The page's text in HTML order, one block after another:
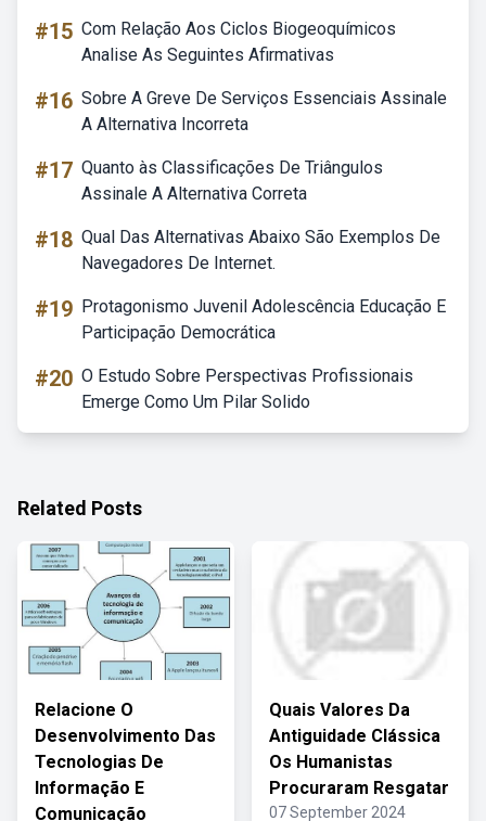
#15 Com Relação Aos Ciclos Biogeoquímicos
Analise As Seguintes Afirmativas
#16 Sobre A Greve De Serviços Essenciais Assinale
A Alternativa Incorreta
#17 Quanto às Classificações De Triângulos
Assinale A Alternativa Correta
#18 Qual Das Alternativas Abaixo São Exemplos De
Navegadores De Internet.
#19 Protagonismo Juvenil Adolescência Educação E
Participação Democrática
#20 O Estudo Sobre Perspectivas Profissionais
Emerge Como Um Pilar Solido
Related Posts
Relacione O
Desenvolvimento Das
Tecnologias De
Informação E
Comunicação
Quais Valores Da
Antiguidade Clássica
Os Humanistas
Procuraram Resgatar
07 September 2024